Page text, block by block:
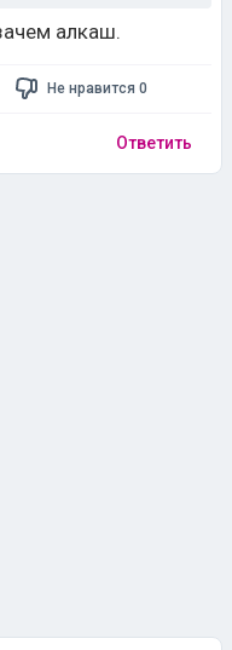
алкаш.
Не нравится 0
Ответить